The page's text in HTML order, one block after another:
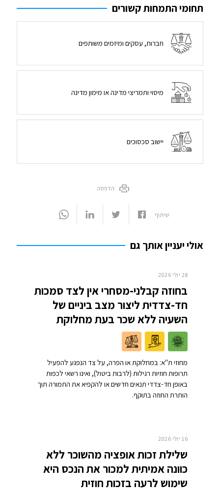
תחומי התמחות קשורים
חברות, עסקים ומיזמים משותפים
מיסוי ותמריצי מדינה או מימון מדינה
יישוב סכסוכים
הדפסה
שיתוף
אולי יעניין אותך גם
28 יולי 2026
בחוזה קבלני-מסחרי אין לצד סמכות
חד-צדדית ליצור מצב ביניים של
השעיה ללא שכר בעת מחלוקת
מחוזי ת"א: במחלוקת או הפרה, על צד הנפגע להפעיל
תרופות חוזיות רגילות (לרבות ביטול), ואינו רשאי לכפות
באופן חד-צדדי תנאים חדשים או להקפיא את התמורה תוך
הותרת החוזה בתוקף.
16 יולי 2026
שלילת זכות אופציה מהשוכר ללא
כוונה אמיתית למכור את הנכס היא
שימוש לרעה בזכות חוזית